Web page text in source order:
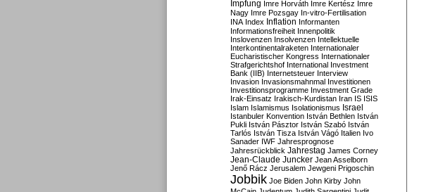
Impfung Imre Horváth Imre Kertész Imre
Nagy Imre Pozsgay In-vitro-Fertilisation
INA Index Inflation Informanten
Informationsfreiheit Innenpolitik
Inslovenzen Insolvenzen Intellektuelle
Interkontinentalraketen Internationaler
Eucharistischer Kongress Internationaler
Strafgerichtshof International Investment
Bank (IIB) Internetsteuer Interview
Invasion Invasionsmahnmal Investitionen
Investitionsprogramme Investment Grade
Irak-Einsatz Irakisch-Kurdistan Iran IS ISIS
Islam Islamismus Isolationismus Israel
Istanbuler Konvention István Bethlen István
Pukli István Pásztor István Szabó István
Tarlós István Tisza István Vágó Italien Ivo
Sanader IWF Jahresprognose
Jahresrückblick Jahrestag James Corney
Jean-Claude Juncker Jean Asselborn
Jenő Rácz Jerusalem Jewgeni Prigoschin
Jobbik Joe Biden John Kirby John